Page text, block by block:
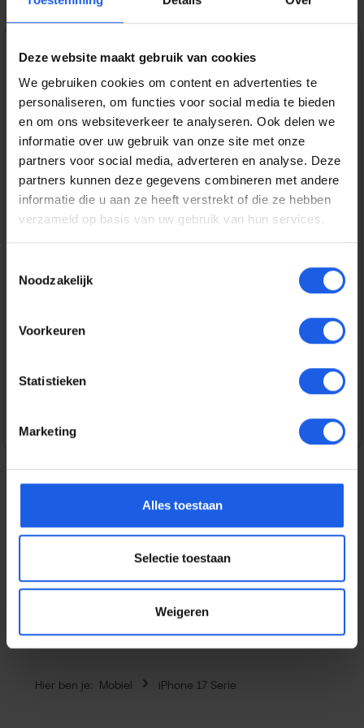
Deze website maakt gebruik van cookies
We gebruiken cookies om content en advertenties te
personaliseren, om functies voor social media te bieden
en om ons websiteverkeer te analyseren. Ook delen we
informatie over uw gebruik van onze site met onze
partners voor social media, adverteren en analyse. Deze
partners kunnen deze gegevens combineren met andere
informatie die u aan ze heeft verstrekt of die ze hebben
verzameld op basis van uw gebruik van hun services.
Noodzakelijk
Voorkeuren
Statistieken
Marketing
Alles toestaan
Selectie toestaan
Weigeren
1-2-3 deal
Normale prijs:
€ 24,99
Prijzen incl. BTW en excl. verzendkosten
Bestel nu
BeHello
Veilig en snel betalen
Het scherm is een van de meest kwetsbare onderdelen
van je smartphone en een reparatie kan kostbaar zijn. Met
deze BeHello H…Meer
Hier ben je: Mobiel iPhone 17 Serie